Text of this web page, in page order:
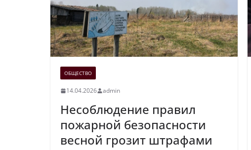
ОБЩЕСТВО
14.04.2026 admin
Несоблюдение правил
пожарной безопасности
весной грозит штрафами